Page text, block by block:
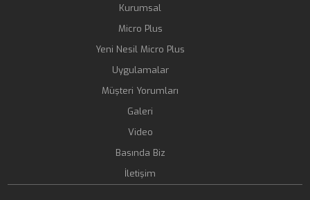
Kurumsal
Micro Plus
Yeni Nesil Micro Plus
Uygulamalar
Müşteri Yorumları
Galeri
Video
Basında Biz
İletişim